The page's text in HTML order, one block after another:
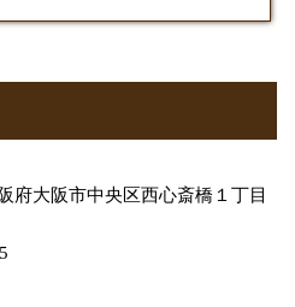
府大阪市中央区西心斎橋１丁目